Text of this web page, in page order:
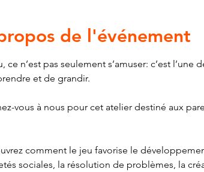
de l'événement
ce n’est pas seulement s’amuser: c’est
et de grandir.
vous à nous pour cet atelier destiné aux
comment le jeu favorise le
sociales, la résolution de problèmes, la